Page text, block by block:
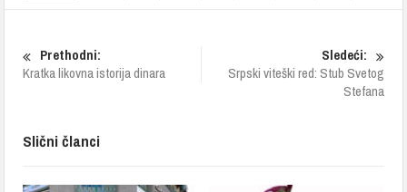
Prethodni:
Kratka likovna istorija dinara
Sledeći:
Srpski viteški red: Stub Svetog
Stefana
Slični članci